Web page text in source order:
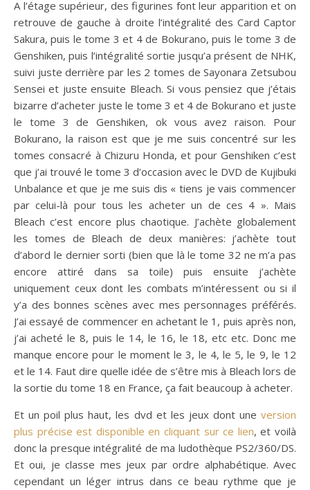
A l’étage supérieur, des figurines font leur apparition et on
retrouve de gauche à droite l’intégralité des Card Captor
Sakura, puis le tome 3 et 4 de Bokurano, puis le tome 3 de
Genshiken, puis l’intégralité sortie jusqu’a présent de NHK,
suivi juste derrière par les 2 tomes de Sayonara Zetsubou
Sensei et juste ensuite Bleach. Si vous pensiez que j’étais
bizarre d’acheter juste le tome 3 et 4 de Bokurano et juste
le tome 3 de Genshiken, ok vous avez raison. Pour
Bokurano, la raison est que je me suis concentré sur les
tomes consacré à Chizuru Honda, et pour Genshiken c’est
que j’ai trouvé le tome 3 d’occasion avec le DVD de Kujibuki
Unbalance et que je me suis dis « tiens je vais commencer
par celui-là pour tous les acheter un de ces 4 ». Mais
Bleach c’est encore plus chaotique. J’achète globalement
les tomes de Bleach de deux manières: j’achète tout
d’abord le dernier sorti (bien que là le tome 32 ne m’a pas
encore attiré dans sa toile) puis ensuite j’achète
uniquement ceux dont les combats m’intéressent ou si il
y’a des bonnes scènes avec mes personnages préférés.
J’ai essayé de commencer en achetant le 1, puis après non,
j’ai acheté le 8, puis le 14, le 16, le 18, etc etc. Donc me
manque encore pour le moment le 3, le 4, le 5, le 9, le 12
et le 14. Faut dire quelle idée de s’être mis à Bleach lors de
la sortie du tome 18 en France, ça fait beaucoup à acheter.
Et un poil plus haut, les dvd et les jeux dont une version
plus précise est disponible en cliquant sur ce lien, et voilà
donc la presque intégralité de ma ludothèque PS2/360/DS.
Et oui, je classe mes jeux par ordre alphabétique. Avec
cependant un léger intrus dans ce beau rythme que je